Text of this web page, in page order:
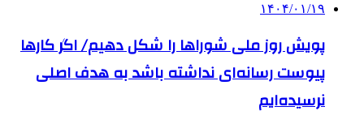
۱۴۰۴/۰۱/۱۹
پویش روز ملی شوراها را شکل دهیم/ اگر کارها
پیوست رسانه‌ای نداشته باشد به هدف اصلی
نرسیده‌ایم